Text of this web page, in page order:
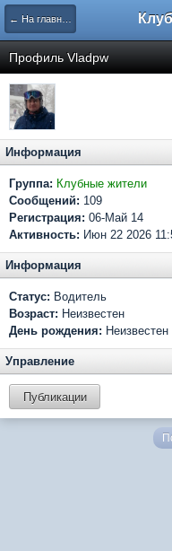
← На главную
Профиль Vladpw
Информация
Группа: Клубные жители
Сообщений: 109
Регистрация: 06-Май 14
Активность: Июн 22 2026
Информация
Статус: Водитель
Возраст: Неизвестен
День рождения: Неизвестен
Управление
Публикации